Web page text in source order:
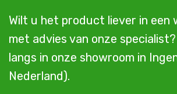
Wilt u het product liever in een
met advies van onze specialist?
langs in onze showroom in
Nederland).